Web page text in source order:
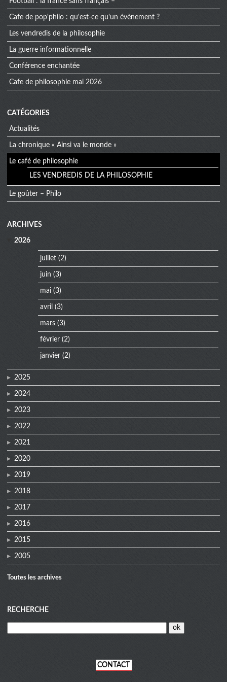
cafe de pop'philo : qu'est-ce qu'un évènement ?
les vendredis de la philosophie
la guerre informationnelle
conférence enchantée
cafe de philosophie mai 2026
CATÉGORIES
Actualités
La chronique « Ainsi va le monde »
Le café de philosophie
LES VENDREDIS DE LA PHILOSOPHIE
Le goûter – Philo
menu
ARCHIVES
2026
juillet(2)
juin (3)
mai(3)
avril (3)
mars(3)
février(2)
janvier(2)
2025
2024
2023
2022
2021
2020
2019
2018
2017
2016
2015
2005
Toutes les archives
RECHERCHE
CONTACT